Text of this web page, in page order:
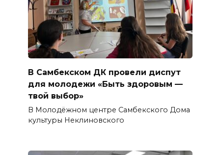
В Самбекском ДК провели диспут
для молодежи «Быть здоровым —
твой выбор»
В Молодёжном центре Самбекского Дома
культуры Неклиновского